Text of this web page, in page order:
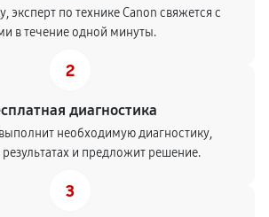
эксперт по технике Canon свяжется с
в течение одной минуты.
2
диагностика
необходимую диагностику,
и предложит решение.
3